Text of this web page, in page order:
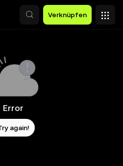
Verknüpfen
Error
again!